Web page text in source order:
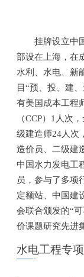
党建与文化
重要资讯
联系我们
挂牌设立中
部设在上海，在
水利、水电、新
目“预、投、建
有美国成本工程
（CCP）1人次
级建造师24人次
造价员、二级建
中国水力发电工
员，参与了多项
定额站、中国建
会联合颁发的“
价课题研究先进
水电工程专